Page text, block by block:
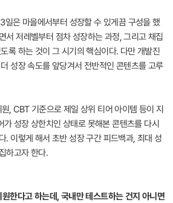
은 마을에서부터 성장할 수 있게끔 구성을 했
서 저레벨부터 점차 성장하는 과정, 그리고 채집
록 하는 것이 그 시기의 핵심이다. 다만 개발진
성장 속도를 앞당겨서 전반적인 콘텐츠를 고루
, CBT 기준으로 제일 상위 티어 아이템 등이 지
가 성장 상한치인 상태로 못해본 콘텐츠를 다시
. 이렇게 해서 초반 성장 구간 피드백과, 최대 성
하고자 한다.
한다고 하는데, 국내만 테스트하는 건지 아니면